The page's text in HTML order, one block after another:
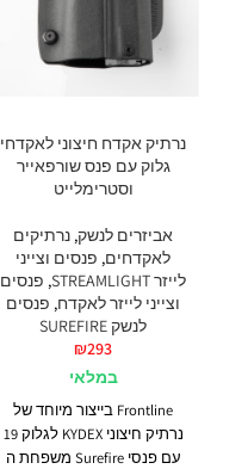
נרתיק אקדח חיצוני לאקדחי
גלוק עם פנס שורפאייר
וסטרימלייט
אביזרים לנשק, נרתיקים
לאקדחים, פנסים וצייני
לייזר STREAMLIGHT
, פנסים
וצייני לייזר לאקדח, פנסים
לנשק SUREFIRE
₪293
במלאי
Frontline בייצור מיוחד של
נרתיק חיצוני KYDEX לגלוק 19
עם פנסי Surefire משפחת ה